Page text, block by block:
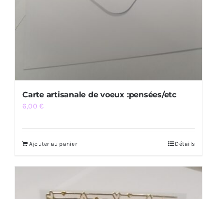
Carte artisanale de voeux :pensées/etc
6,00€
Ajouter au panier Détails